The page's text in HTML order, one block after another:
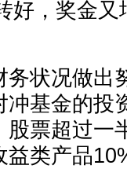
好，奖金
状况做出
冲基金的投
票超过一
类产品